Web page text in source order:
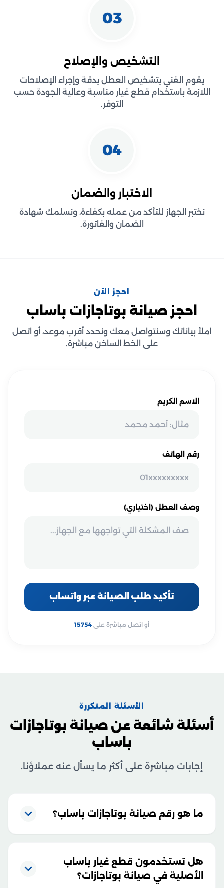
03
التشخيص والإصلاح
يقوم الفني بتشخيص العطل بدقة وإجراء الإصلاحات
اللازمة باستخدام قطع غيار مناسبة وعالية الجودة حسب
التوفر.
04
الاختبار والضمان
نختبر الجهاز للتأكد من عمله بكفاءة، ونسلمك شهادة
الضمان والفاتورة.
احجز الآن
احجز صيانة بوتاجازات باساب
املأ بياناتك وسنتواصل معك ونحدد أقرب موعد، أو اتصل
على الخط الساخن مباشرة.
الاسم الكريم
رقم الهاتف
وصف العطل (اختياري)
تأكيد طلب الصيانة عبر واتساب
أو اتصل مباشرة على 15754
الأسئلة المتكررة
أسئلة شائعة عن صيانة بوتاجازات
باساب
إجابات مباشرة على أكثر ما يسأل عنه عملاؤنا.
ما هو رقم صيانة بوتاجازات باساب؟
هل تستخدمون قطع غيار باساب
الأصلية في صيانة بوتاجازات؟